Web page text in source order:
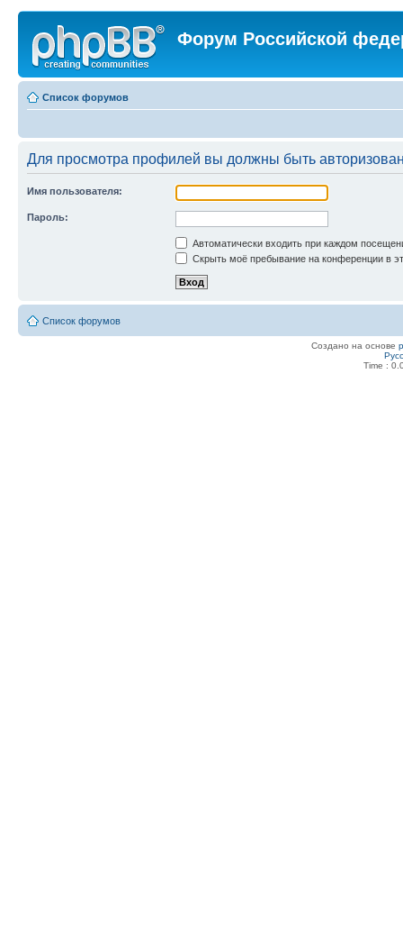
Форум Российской
Список форумов
Для просмотра профилей вы должны быть
Имя пользователя:
Пароль:
Автоматически входить при каждом
Скрыть моё пребывание на конференции в
Список форумов
Создано на основе
Time :